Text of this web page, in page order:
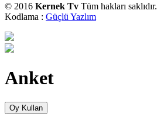
© 2016 Kernek Tv Tüm hakları saklıdır.
Kodlama : Güçlü Yazlım
Anket